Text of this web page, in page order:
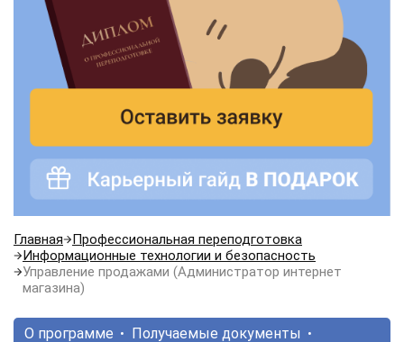
Главная
Профессиональная переподготовка
Информационные технологии и безопасность
Управление продажами (Администратор интернет
магазина)
О программе
Получаемые документы